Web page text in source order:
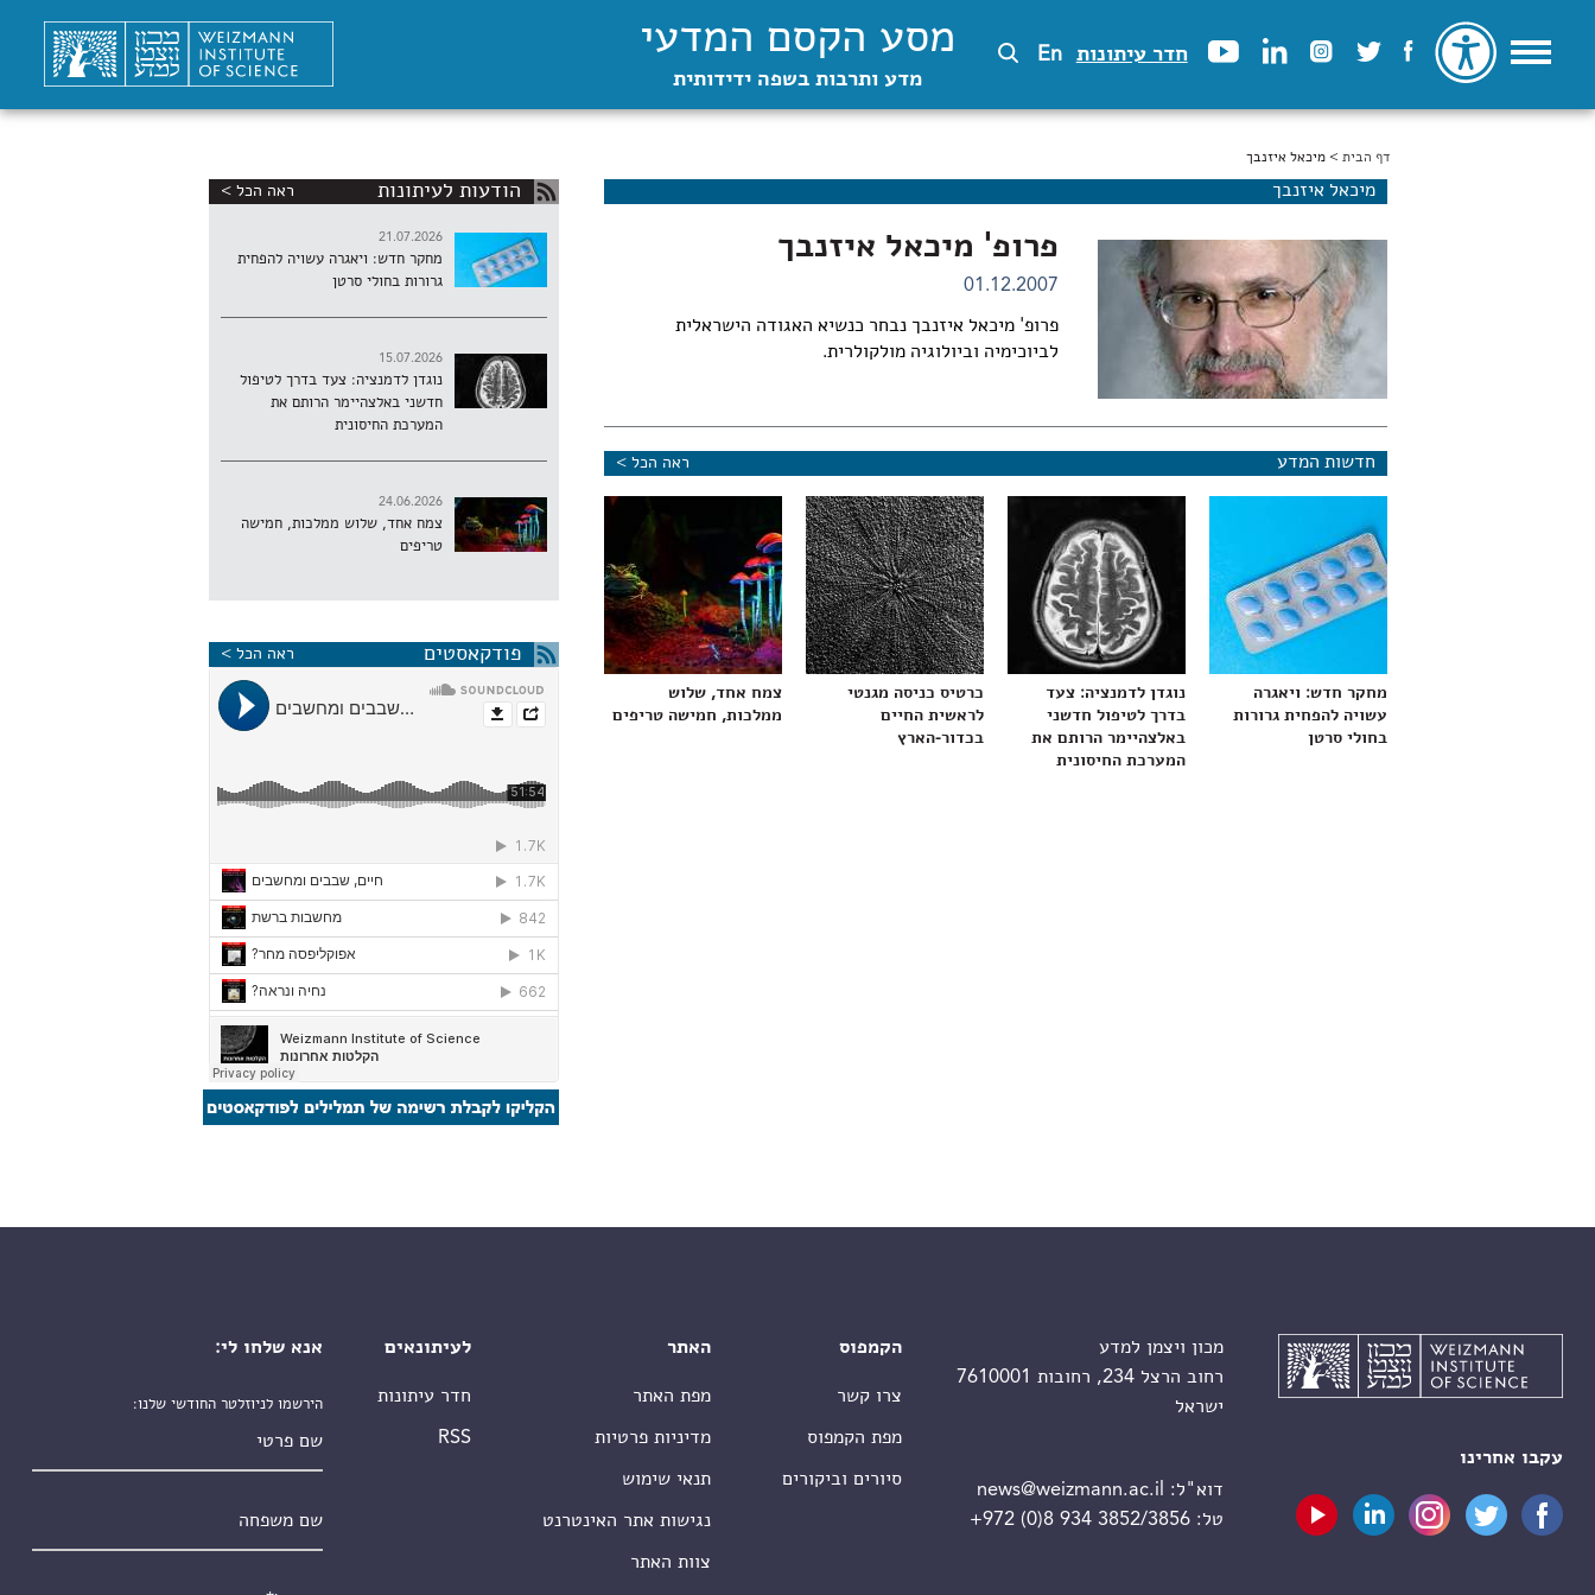
חדר עיתונות En מסע הקסם המדעי
מדע ותרבות בשפה ידידותית
הינך נמצא כאן
דף הבית > מיכאל איזנבך
מיכאל איזנבך
פרופ' מיכאל איזנבך
01.12.2007
פרופ' מיכאל איזנבך נבחר כנשיא האגודה הישראלית
לביוכימיה וביולוגיה מולקולרית.
חדשות המדע ראה הכל >
מחקר חדש: ויאגרה
עשויה להפחית גרורות
בחולי סרטן
נוגדן לדמנציה: צעד
בדרך לטיפול חדשני
באלצהיימר הרותם את
המערכת החיסונית
כרטיס כניסה מגנטי
לראשית החיים
בכדור-הארץ
צמח אחד, שלוש
ממלכות, חמישה טריפים
הודעות לעיתונות ראה הכל >
21.07.2026
מחקר חדש: ויאגרה עשויה להפחית
גרורות בחולי סרטן
15.07.2026
נוגדן לדמנציה: צעד בדרך לטיפול
חדשני באלצהיימר הרותם את
המערכת החיסונית
24.06.2026
צמח אחד, שלוש ממלכות, חמישה
טריפים
פודקאסטים ראה הכל >
עקבו אחרינו
מכון ויצמן למדע
רחוב הרצל 234, רחובות 7610001
ישראל
דוא"ל:
news@weizmann.ac.il
טל:+972 (0)8 934 3852/3856
הקמפוס
צרו קשר
מפת הקמפוס
סיורים וביקורים
האתר
מפת האתר
מדיניות פרטיות
תנאי שימוש
נגישות אתר האינטרנט
צוות האתר
לעיתונאים
חדר עיתונות
RSS
אנא שלחו לי:
הירשמו לניוזלטר החודשי שלנו: